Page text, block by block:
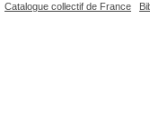
Catalogue collectif de France